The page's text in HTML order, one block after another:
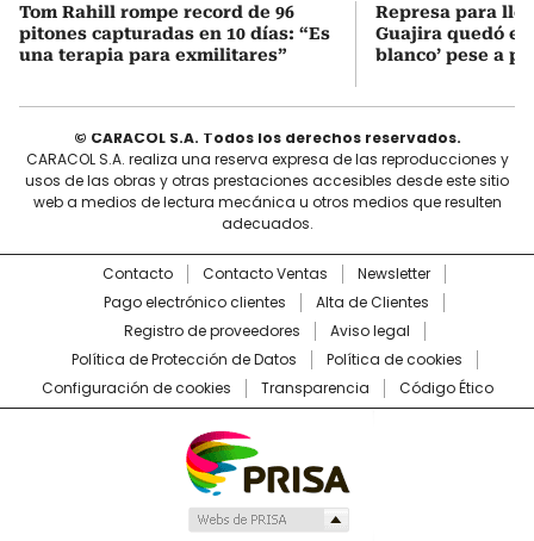
Tom Rahill rompe record de 96
pitones capturadas en 10 días: “Es
una terapia para exmilitares”
Represa para
Guajira quedó en
blanco’ pese a
© CARACOL S.A. Todos los derechos reservados.
CARACOL S.A. realiza una reserva expresa de las reproducciones y
usos de las obras y otras prestaciones accesibles desde este sitio
web a medios de lectura mecánica u otros medios que resulten
adecuados.
Contacto Contacto Ventas
Newsletter
Pago electrónico clientes
Alta de Clientes
Registro de proveedores
Aviso legal
Política de Protección de Datos
Política de cookies
Configuración de cookies
Transparencia Código Ético